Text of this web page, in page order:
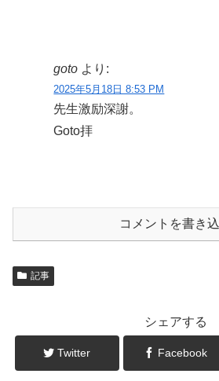
goto より:
2025年5月18日 8:53 PM
先生激励深謝。
Goto拝
コメントを書き
記事
シェアする
Twitter Facebook